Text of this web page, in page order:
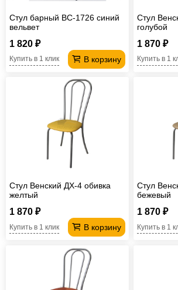
Стул барный ВС-1726 синий
вельвет
1 820 ₽
В корзину
Купить в 1 клик
Стул
голубой
1 870 ₽
Купить в 1
Стул Венский ДХ-4 обивка
желтый
1 870 ₽
В корзину
Купить в 1 клик
Стул
бежевый
1 870 ₽
Купить в 1